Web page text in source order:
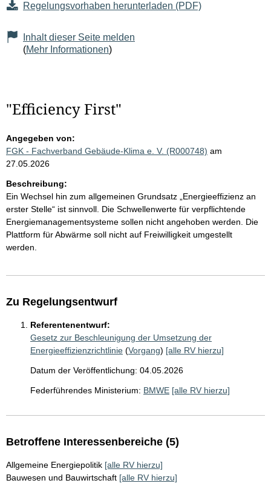
Regelungsvorhaben herunterladen (PDF)
Inhalt dieser Seite melden
(Mehr Informationen)
"Efficiency First"
Angegeben von:
FGK - Fachverband Gebäude-Klima e. V. (R000748) am
27.05.2026
Beschreibung:
Ein Wechsel hin zum allgemeinen Grundsatz „Energieeffizienz an
erster Stelle“ ist sinnvoll. Die Schwellenwerte für verpflichtende
Energiemanagementsysteme sollen nicht angehoben werden. Die
Plattform für Abwärme soll nicht auf Freiwilligkeit umgestellt
werden.
Zu Regelungsentwurf
Referentenentwurf:
Gesetz zur Beschleunigung der Umsetzung der
Energieeffizienzrichtlinie (Vorgang) [alle RV hierzu]
Datum der Veröffentlichung: 04.05.2026
Federführendes Ministerium: BMWE [alle RV hierzu]
Betroffene Interessenbereiche (5)
Allgemeine Energiepolitik [alle RV hierzu]
Bauwesen und Bauwirtschaft [alle RV hierzu]